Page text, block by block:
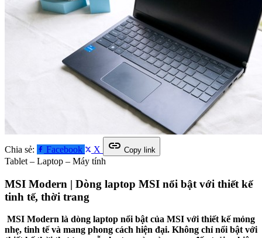
Chia sẻ: Facebook X link Copy link
Tablet – Laptop – Máy tính
MSI Modern | Dòng laptop MSI nổi bật với thiết kế
tinh tế, thời trang
MSI Modern là dòng laptop nổi bật của MSI với thiết kế mỏng
nhẹ, tinh tế và mang phong cách hiện đại. Không chỉ nổi bật với